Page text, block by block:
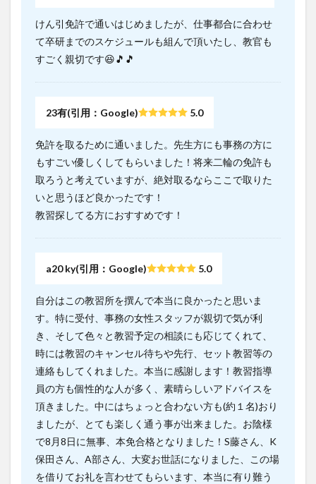
けん引免許で通いはじめましたが、仕事都合に合わせ
て卒研までのスケジュールも組んで頂いたし、教官も
すごく親切です😆🎵🎵
23有(引用：Google) 5.0
免許を取るために通いました。先生方にも事務の方に
もすごい優しくしてもらいました！将来二輪の免許も
取ろうと考えていますが、絶対取るならここで取りた
いと思うほど良かったです！
教習探してる方におすすめです！
a20 ky(引用：Google) 5.0
自分はこの教習所を撰んで本当に良かったと思いま
す。特に受付、事務の女性スタッフが親切で気が利
き、そして色々と教習予定の相談にも応じてくれて、
時には教習のキャンセル待ちや先行、セット教習等の
連絡もしてくれました。本当に感謝します！教習指導
員の方も個性的な人が多く、素晴らしいアドバイスを
頂きました。中にはちょっと合わない方も(約１名)おり
ましたが、とても楽しく通う事が出来ました。お陰様
で8月8日に無事、本免合格となりました！S藤さん、K
保田さん、A部さん、大変お世話になりました、この場
を借りてお礼を言わせてもらいます、本当に有り難う